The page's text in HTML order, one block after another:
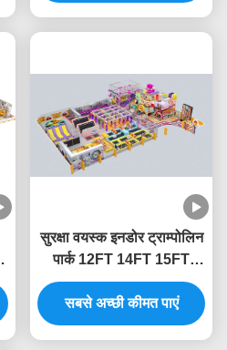
सुरक्षा वयस्क इनडोर ट्राम्पोलिन
पार्क 12FT 14FT 15FT
इनडोर मॉल खेल का मैदान
उपकरण
सबसे अच्छी कीमत पाएं